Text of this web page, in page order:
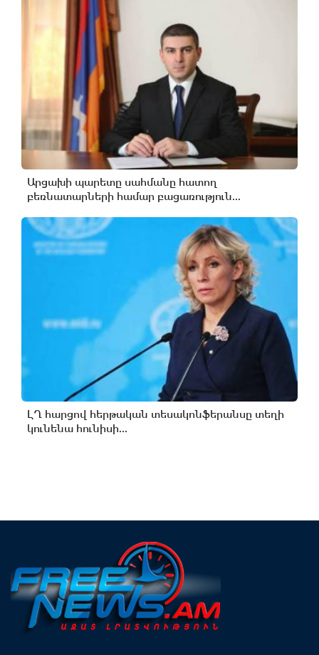
Արցախի պարետը սահմանը հատող
բեռնատարների համար բացառություն...
ԼՂ հարցով հերթական տեսակոնֆերանսը տեղի
կունենա հունիսի...